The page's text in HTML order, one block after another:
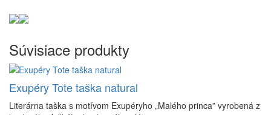
Súvisiace produkty
Exupéry Tote taška natural
Literárna taška s motívom Exupéryho „Malého princa” vyrobená z